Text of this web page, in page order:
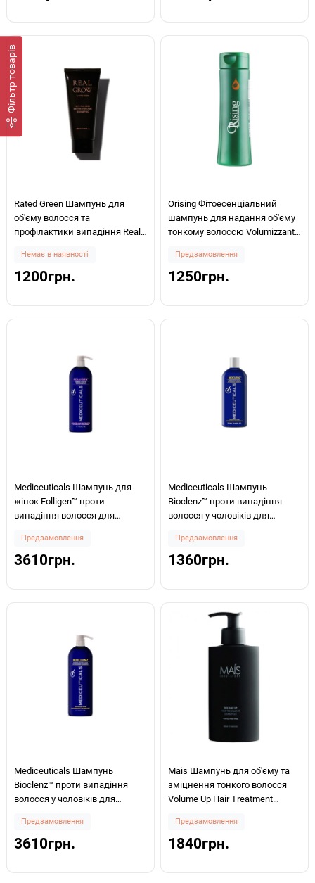
Фiльтр товарів
Rated Green Шампунь для
об'єму волосся та
профілактики випадіння Real
Shampoo 200мл
Немає в наявності
1200грн.
Orising Фітоесенціальний
шампунь для надання об'єму
тонкому волоссю Volumizzante
Предзамовлення
1250грн.
Mediceuticals Шампунь для
жінок Folligen™ проти
випадіння волосся для
голови 1000мл
Предзамовлення
3610грн.
Mediceuticals Шампунь
Bioclenz™ проти випадіння
волосся у чоловіків для
голови 250мл
Предзамовлення
1360грн.
Mediceuticals Шампунь
Bioclenz™ проти випадіння
волосся у чоловіків для
голови 1000мл
Предзамовлення
3610грн.
Mais Шампунь для об'єму та
зміцнення тонкого волосся
Volume Up Hair Treatment
Предзамовлення
1840грн.